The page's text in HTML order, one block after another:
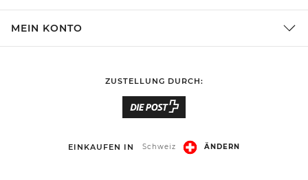
MEIN KONTO
ZUSTELLUNG DURCH:
EINKAUFEN IN Schweiz ÄNDERN